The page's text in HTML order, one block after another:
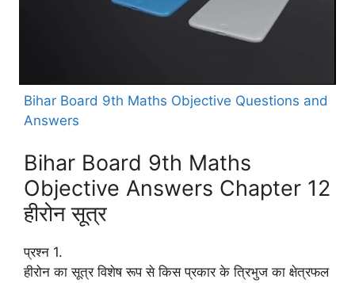
Bihar Board 9th Maths Objective Questions and
Answers
Bihar Board 9th Maths
Objective Answers Chapter 12
हीरोन सूत्र
प्रश्न 1.
हीरोन का सूत्र विशेष रूप से किस प्रकार के त्रिभुज का क्षेत्रफल